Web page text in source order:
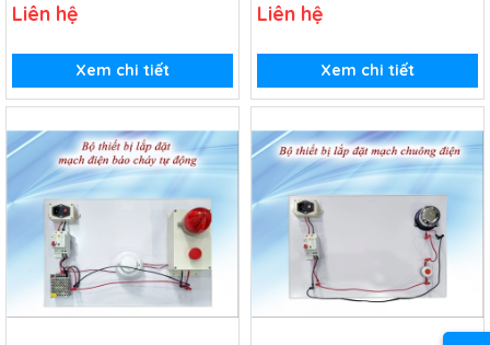
động
Liên hệ
Xem chi tiết
Liên hệ
Xem chi tiết